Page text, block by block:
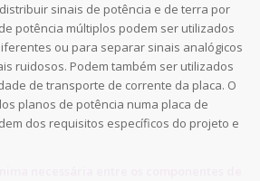
sinais de potência e de terra por
potência múltiplos podem ser utilizados
ou para separar sinais analógicos
ruidosos. Podem também ser utilizados
de transporte de corrente da placa. O
planos de potência numa placa de
dos requisitos específicos do projeto e